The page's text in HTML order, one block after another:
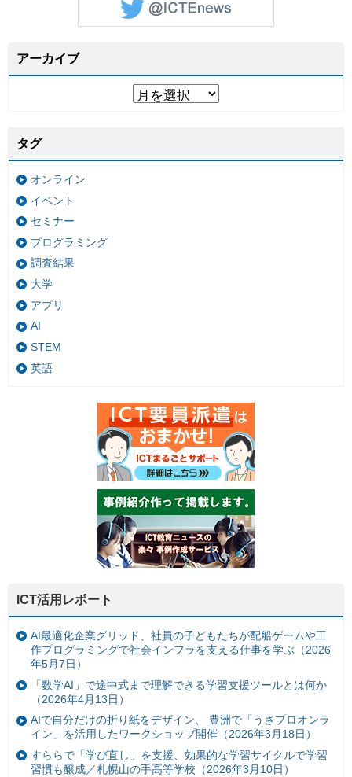
アーカイブ
タグ
オンライン
イベント
セミナー
プログラミング
調査結果
大学
アプリ
AI
STEM
英語
ICT活用レポート
AI最適化企業グリッド、社員の子どもたちが配船ゲームや工
作プログラミングで社会インフラを支える仕事を学ぶ（2026
年5月7日）
「数学AI」で途中式まで理解できる学習支援ツールとは何か
（2026年4月13日）
AIで自分だけの折り紙をデザイン、 豊洲で「うさプロオンラ
イン」を活用したワークショップ開催（2026年3月18日）
すららで「学び直し」を支援、効果的な学習サイクルで学習
習慣も醸成／札幌山の手高等学校（2026年3月10日）